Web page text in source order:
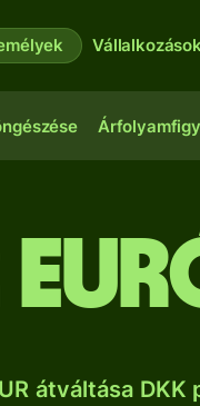
Vállalkozások
átváltása